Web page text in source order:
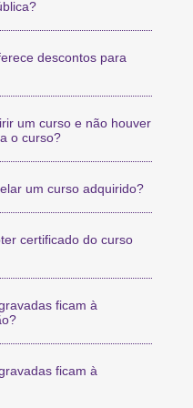
descontos para
um curso e não houver
o curso?
um curso adquirido?
certificado do curso
ficam à
ficam à